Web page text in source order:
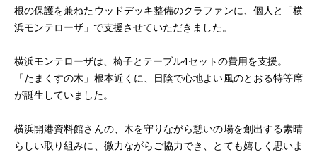
根の保護を兼ねたウッドデッキ整備のクラファンに、個人と「横
浜モンテローザ」で支援させていただきました。
横浜モンテローザは、椅子とテーブル4セットの費用を支援。
「たまくすの木」根本近くに、日陰で心地よい風のとおる特等席
が誕生していました。
横浜開港資料館さんの、木を守りながら憩いの場を創出する素晴
らしい取り組みに、微力ながらご協力でき、とても嬉しく思いま